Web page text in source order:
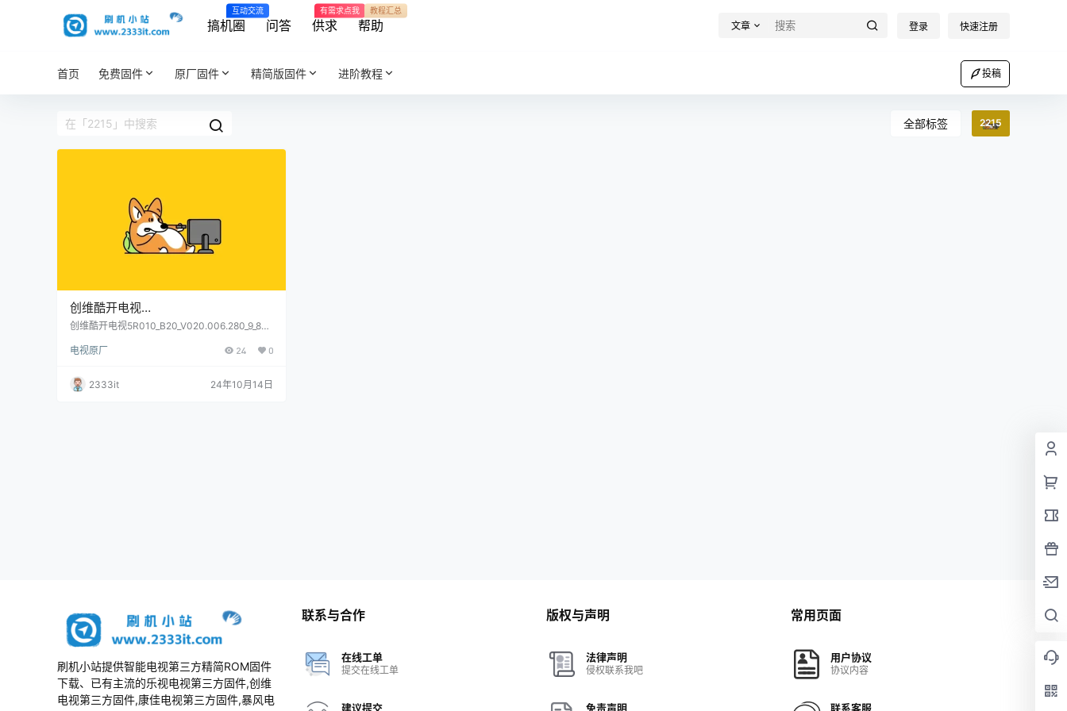
搞机圈
互动交流
问答 供求
有需求点我
帮助
教程汇总
文章 登录 快速注册
首页 免费固件 原厂固件 精简版固件 进阶教程 投稿
全部标签 2215
创维酷开电视
5R010_B20_V020.006.280_9_8R37_8
创维酷开电视5R010_B20_V020.006.280_9_8R
电视原厂
24 0
2333it 24年10月14日
刷机小站提供智能电视第三方精简ROM固件
下载、已有主流的乐视电视第三方固件,创维
电视第三方固件,康佳电视第三方固件,暴风电
联系与合作
在线工单
提交在线工单
建议提交
版权与声明
法律声明
侵权联系我吧
免责声明
常用页面
用户协议
协议内容
联系客服